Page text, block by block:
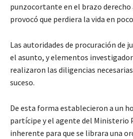
punzocortante en el brazo derecho
provocó que perdiera la vida en
Las autoridades de procuración de
el asunto, y elementos
realizaron las diligencias
suceso.
De esta forma establecieron a un
partícipe y el agente del Ministerio
inherente para que se librara una